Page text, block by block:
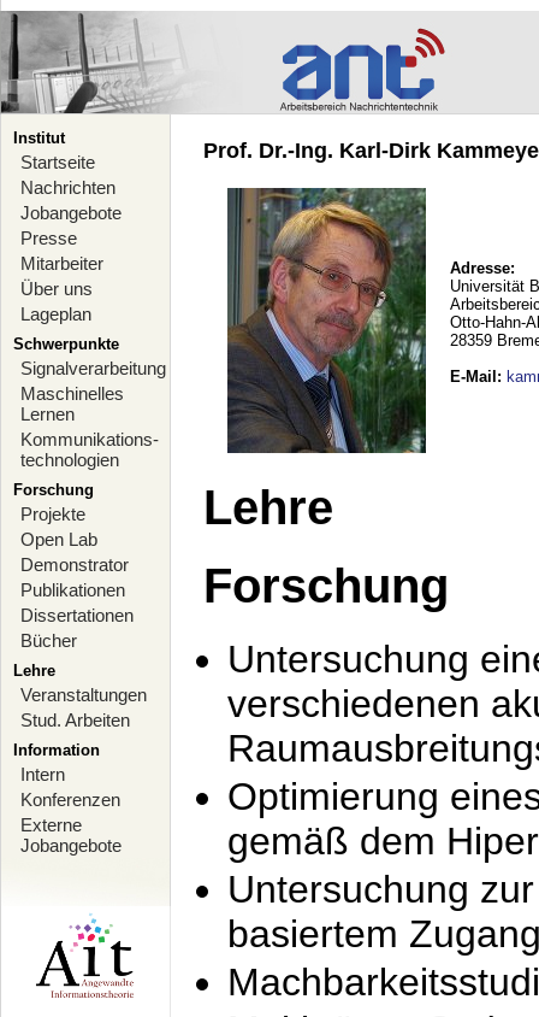
Institut
Startseite
Nachrichten
Jobangebote
Presse
Mitarbeiter
Über uns
Lageplan
Schwerpunkte
Signalverarbeitung
Maschinelles
Lernen
Kommunikations-
technologien
Forschung
Projekte
Open Lab
Demonstrator
Publikationen
Dissertationen
Bücher
Lehre
Veranstaltungen
Stud. Arbeiten
Information
Intern
Konferenzen
Externe
Jobangebote
Prof. Dr.-Ing. Karl-Dirk
Adresse:
Universität
Otto-Hahn-
28359
E-Mail :
Lehre
Forschung
Untersuchung
verschiedenen
Optimierung
gemäß dem
Untersuchung
basiertem